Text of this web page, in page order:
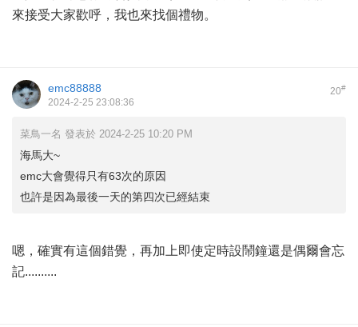
來接受大家歡呼，我也來找個禮物。
20#
emc88888
2024-2-25 23:08:36
菜鳥一名 發表於 2024-2-25 10:20 PM
海馬大~
emc大會覺得只有63次的原因
也許是因為最後一天的第四次已經結束
嗯，確實有這個錯覺，再加上即使定時設鬧鐘還是偶爾會忘
記..........